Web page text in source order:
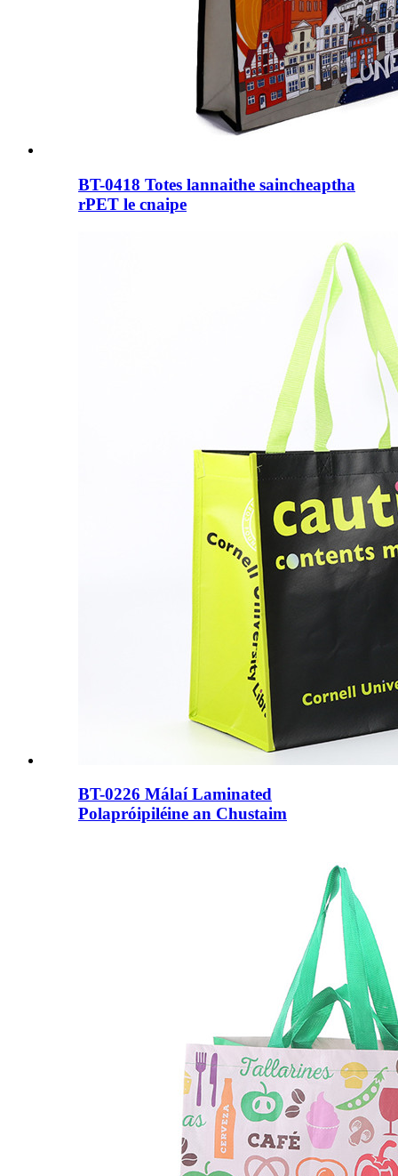
BT-0418 Totes lannaithe saincheaptha
rPET le cnaipe
BT-0226 Málaí Laminated
Polapróipiléine an Chustaim